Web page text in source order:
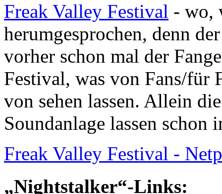
Freak Valley Festival - wo,
herumgesprochen, denn
vorher schon mal der
Festival, was von Fans/für
von sehen lassen. Allein
Soundanlage lassen schon
Freak Valley Festival -
„Nightstalker“-Links: